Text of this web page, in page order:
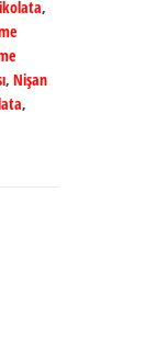
,
, Nişan
,